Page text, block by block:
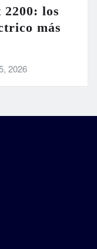
los
más
2026